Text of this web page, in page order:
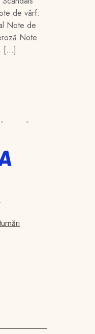
lei.de vârf:
Note de
Note
[…]